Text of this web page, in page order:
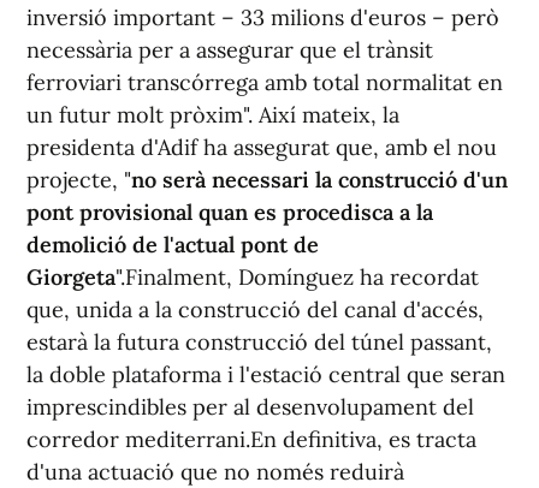
inversió important – 33 milions d'euros – però
necessària per a assegurar que el trànsit
ferroviari transcórrega amb total normalitat en
un futur molt pròxim". Així mateix, la
presidenta d'Adif ha assegurat que, amb el nou
projecte, "no serà necessari la construcció d'un
pont provisional quan es procedisca a la
demolició de l'actual pont de
Giorgeta".Finalment, Domínguez ha recordat
que, unida a la construcció del canal d'accés,
estarà la futura construcció del túnel passant,
la doble plataforma i l'estació central que seran
imprescindibles per al desenvolupament del
corredor mediterrani.En definitiva, es tracta
d'una actuació que no només reduirà